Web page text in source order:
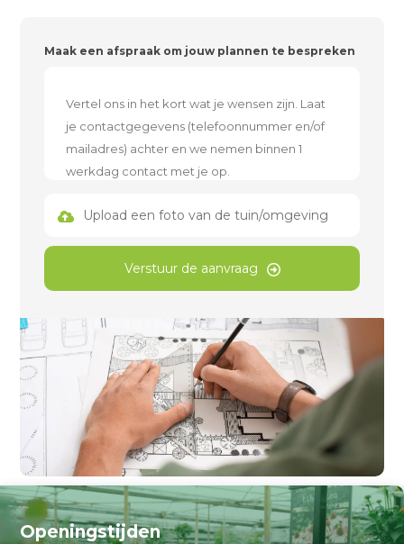
Maak een afspraak om jouw plannen te bespreken
Upload een foto van de tuin/omgeving
Verstuur de aanvraag
Openingstijden